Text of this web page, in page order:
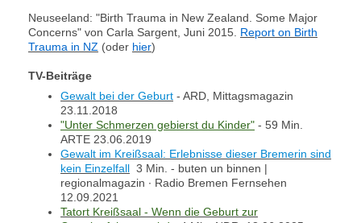
Neuseeland: "Birth Trauma in New Zealand. Some Major
Concerns" von Carla Sargent, Juni 2015. Report on Birth
Trauma in NZ (oder hier)
TV-Beiträge
Gewalt bei der Geburt - ARD, Mittagsmagazin
23.11.2018
"Unter Schmerzen gebierst du Kinder" - 59 Min.
ARTE 23.06.2019
Gewalt im Kreißsaal: Erlebnisse dieser Bremerin sind
kein Einzelfall 3 Min. - buten un binnen |
regionalmagazin ∙ Radio Bremen Fernsehen
12.09.2021
Tatort Kreißsaal - Wenn die Geburt zur